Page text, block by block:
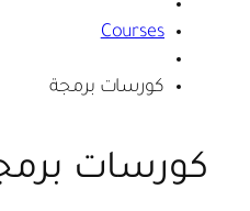
Courses
كورسات برمجة
كورسات